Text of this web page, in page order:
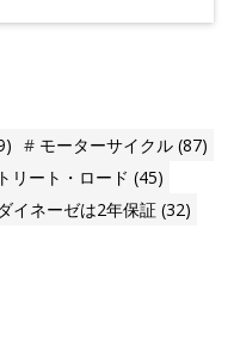
モーターサイクル (87)
リート・ロード (45)
ダイネーゼは2年保証 (32)